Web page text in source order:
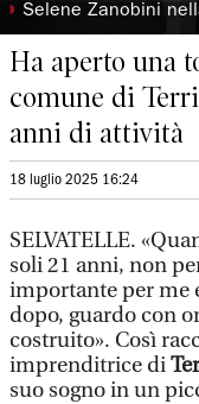
◗ Selene Zanobini
Ha aperto una
comune di
anni di attività
18 luglio 2025 16:24
SELVATELLE.
soli 21 anni, non
importante per me
dopo, guardo con
costruito». Così
imprenditrice di
suo sogno in un